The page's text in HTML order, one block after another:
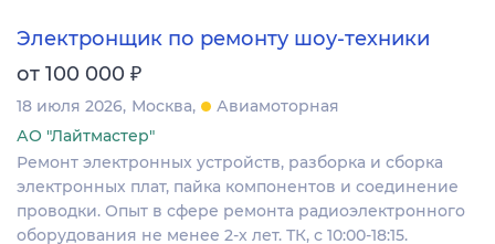
Электронщик по ремонту шоу-техники
от 100 000 ₽
18 июля 2026 Москва
Авиамоторная
АО "Лайтмастер"
Ремонт электронных устройств, разборка и сборка
электронных плат, пайка компонентов и соединение
проводки. Опыт в сфере ремонта радиоэлектронного
оборудования не менее 2-х лет. ТК, с 10:00-18:15.